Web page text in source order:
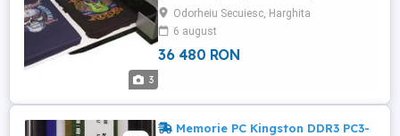
3
imprimarea directa a bluzelor, tricourilor
polo, puloverelor sau altor articole textile.
Printeaza direct pe textile folosind
cerneala pigmentata special, rezistenta la
Odorheiu Secuiesc, Harghita
6 august
36 480 RON
Memorie PC Kingston DDR3 PC3-